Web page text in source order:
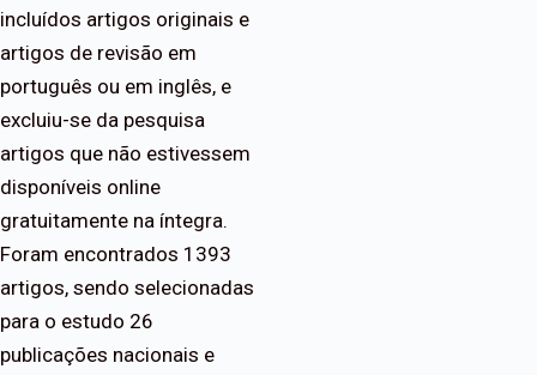
incluídos artigos originais e
artigos de revisão em
português ou em inglês, e
excluiu-se da pesquisa
artigos que não estivessem
disponíveis online
gratuitamente na íntegra.
Foram encontrados 1393
artigos, sendo selecionadas
para o estudo 26
publicações nacionais e